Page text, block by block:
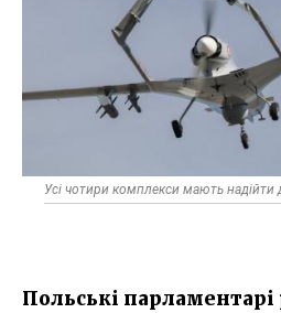
Усі чотири комплекси мають надійти
Польські